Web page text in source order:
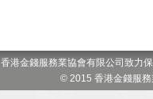
香港金錢服務業協會有限公司致力
© 2015 香港金錢服